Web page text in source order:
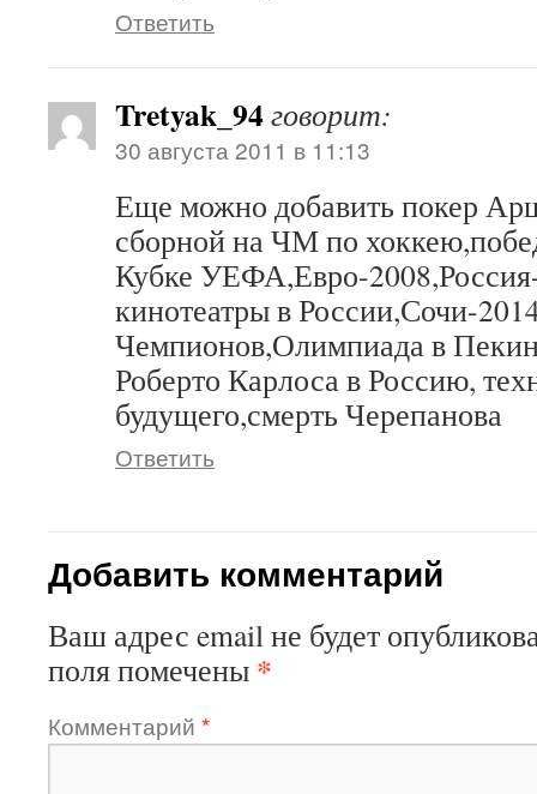
Ответить
Tretyak_94говорит:
30 августа 2011 в 11:13
Еще можно добавить покер
сборной на ЧМ по
Кубке УЕФА,Евро-
кинотеатры в России,Сочи-
Чемпионов,Олимпиада в
Роберто Карлоса в Россию,
будущего,смерть Черепанова
Ответить
Добавить комментарий
Ваш адрес email не будет
поля помечены *
Комментарий *